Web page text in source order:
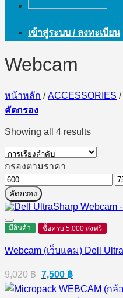
เข้าสู่ระบบ / ลงทะเบียน
Webcam
หน้าหลัก / ACCESSORIES /
คัดกรอง
Showing all 4 results
กรองตามราคา
ราคา
ต่ำ
สุด
ร
คัดกรอง
มีสินค้า ซื้อครบ 5,000 ส่งฟรี
Webcam (เว็บแคม) Dell
9,020฿ Original
price
was:
7,500 ฿Current
price
is: